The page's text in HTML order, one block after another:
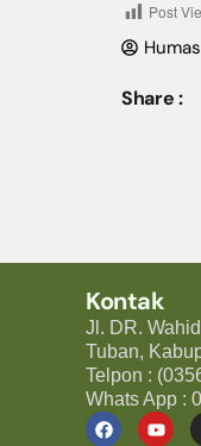
Post
Humas
Share :
Kontak
Jl. DR.
Tuban,
Telpon :
Whats App :